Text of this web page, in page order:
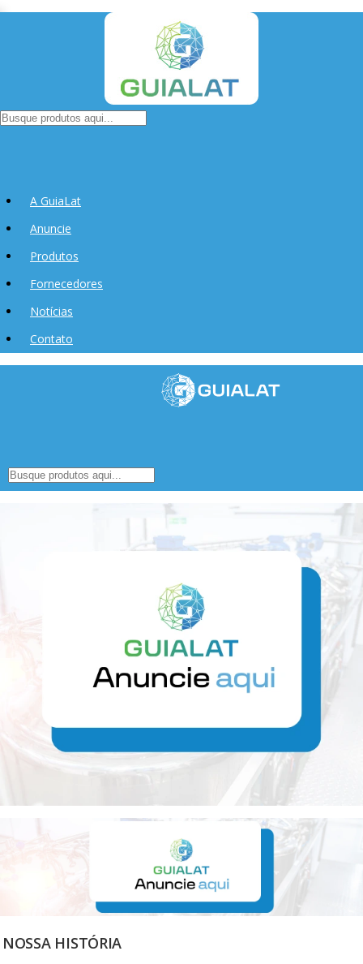
A GuiaLat
Anuncie
Produtos
Fornecedores
Notícias
Contato
NOSSA HISTÓRIA